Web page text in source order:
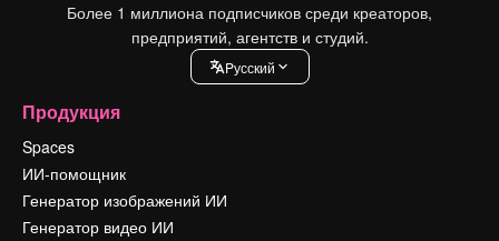
Более 1 миллиона подписчиков среди креаторов,
предприятий, агентств и студий.
Pусский
Продукция
Spaces
ИИ-помощник
Генератор изображений ИИ
Генератор видео ИИ